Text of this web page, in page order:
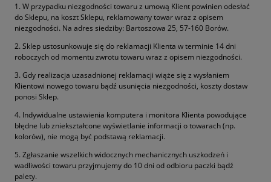
1. W przypadku niezgodności towaru z umową Klient powinien odesłać
do Sklepu, na koszt Sklepu, reklamowany towar wraz z opisem
niezgodności. Na adres siedziby: Bartoszowa 25, 57-160 Borów.
2. Sklep ustosunkowuje się do reklamacji Klienta w terminie 14 dni
roboczych od momentu zwrotu towaru wraz z opisem niezgodności.
3. Gdy realizacja uzasadnionej reklamacji wiąże się z wysłaniem
Klientowi nowego towaru bądź usunięcia niezgodności, koszty dostaw
ponosi Sklep.
4. Indywidualne ustawienia komputera i monitora Klienta powodujące
błędne lub zniekształcone wyświetlanie informacji o towarach (np.
kolorów), nie mogą być podstawą reklamacji.
5. Zgłaszanie wszelkich widocznych mechanicznych uszkodzeń i
wadliwości towaru przyjmujemy do 10 dni od odbioru paczki bądź
palety.